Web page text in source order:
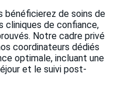
bénéficierez de soins de
cliniques de confiance,
Notre cadre privé
coordinateurs dédiés
optimale, incluant une
et le suivi post-